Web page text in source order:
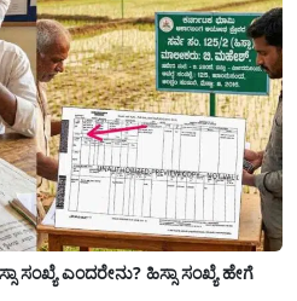
ಎಂದರೇನು? ಹಿಸ್ಸಾ ಸಂಖ್ಯೆ ಹೇಗೆ